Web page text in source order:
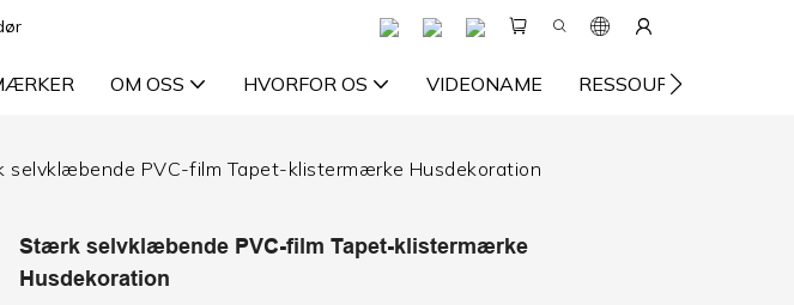
OM OSS HVORFOR OS VIDEONAME RESSOURCE
selvklæbende PVC-film Tapet-klistermærke Husdekoration
Stærk selvklæbende PVC-film Tapet-klistermærke
Husdekoration